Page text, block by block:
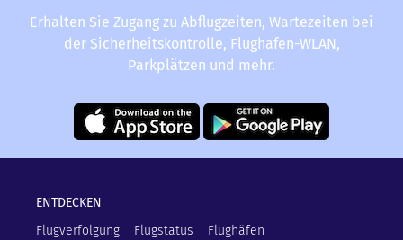
Erhalten Sie Zugang zu Abflugzeiten, Wartezeiten bei
der Sicherheitskontrolle, Flughafen-WLAN,
Parkplätzen und mehr.
ENTDECKEN
Flugverfolgung
Flugstatus Flughäfen